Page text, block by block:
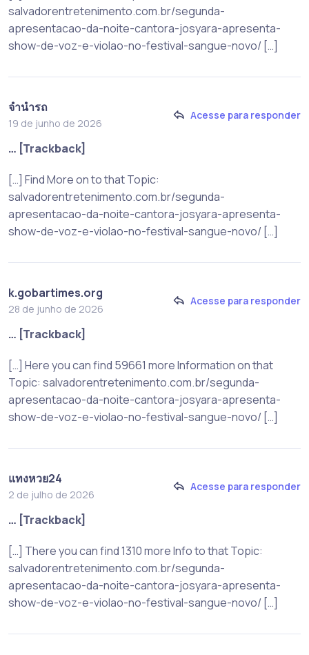
salvadorentretenimento.com.br/segunda-
apresentacao-da-noite-cantora-josyara-apresenta-
show-de-voz-e-violao-no-festival-sangue-novo/ […]
จำนำรถ
19 de junho de 2026
Acesse para responder
… [Trackback]
[…] Find More on to that Topic:
salvadorentretenimento.com.br/segunda-
apresentacao-da-noite-cantora-josyara-apresenta-
show-de-voz-e-violao-no-festival-sangue-novo/ […]
k.gobartimes.org
28 de junho de 2026
Acesse para responder
… [Trackback]
[…] Here you can find 59661 more Information on that
Topic: salvadorentretenimento.com.br/segunda-
apresentacao-da-noite-cantora-josyara-apresenta-
show-de-voz-e-violao-no-festival-sangue-novo/ […]
แทงหวย24
2 de julho de 2026
Acesse para responder
… [Trackback]
[…] There you can find 1310 more Info to that Topic:
salvadorentretenimento.com.br/segunda-
apresentacao-da-noite-cantora-josyara-apresenta-
show-de-voz-e-violao-no-festival-sangue-novo/ […]